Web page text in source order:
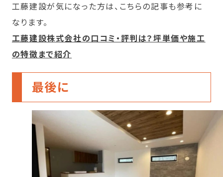
工藤建設が気になった方は、こちらの記事も参考に
なります。
工藤建設株式会社の口コミ・評判は？坪単価や施工
の特徴まで紹介
最後に